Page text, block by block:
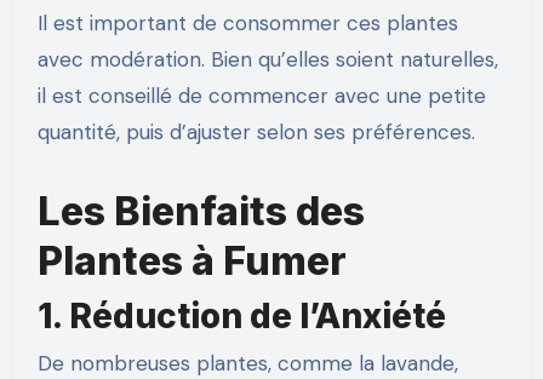
Il est important de consommer ces plantes
avec modération. Bien qu’elles soient naturelles,
il est conseillé de commencer avec une petite
quantité, puis d’ajuster selon ses préférences.
Les Bienfaits des
Plantes à Fumer
1. Réduction de l’Anxiété
De nombreuses plantes, comme la lavande,